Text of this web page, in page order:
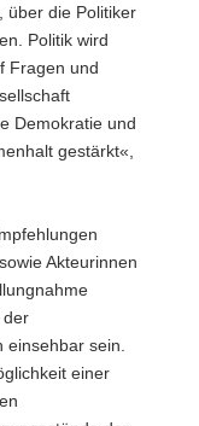
über die Politiker
Politik wird
Fragen und
Demokratie und
gestärkt«,
Akteurinnen
der
sein.
einer